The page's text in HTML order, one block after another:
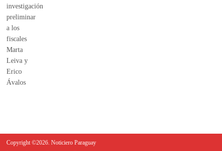
Copyright ©2026. Noticiero Paraguay